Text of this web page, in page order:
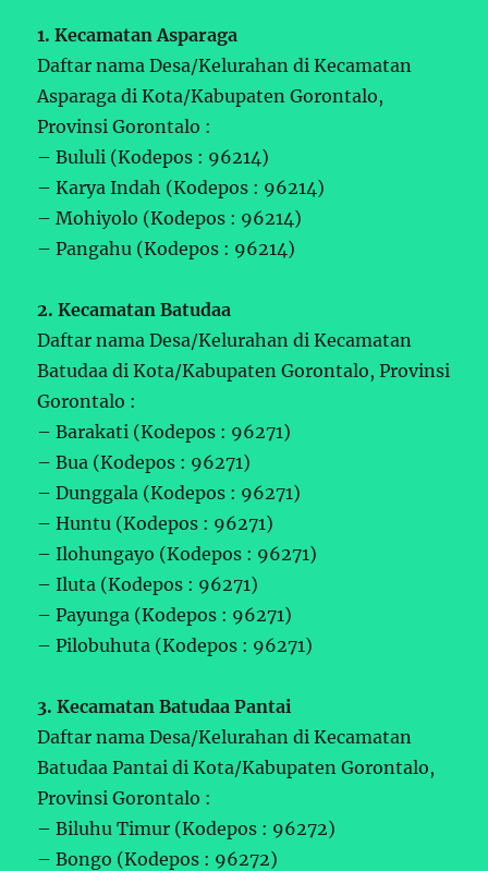
1. Kecamatan Asparaga
Daftar nama Desa/Kelurahan di Kecamatan
Asparaga di Kota/Kabupaten Gorontalo,
Provinsi Gorontalo :
– Bululi (Kodepos : 96214)
– Karya Indah (Kodepos : 96214)
– Mohiyolo (Kodepos : 96214)
– Pangahu (Kodepos : 96214)
2. Kecamatan Batudaa
Daftar nama Desa/Kelurahan di Kecamatan
Batudaa di Kota/Kabupaten Gorontalo, Provinsi
Gorontalo :
– Barakati (Kodepos : 96271)
– Bua (Kodepos : 96271)
– Dunggala (Kodepos : 96271)
– Huntu (Kodepos : 96271)
– Ilohungayo (Kodepos : 96271)
– Iluta (Kodepos : 96271)
– Payunga (Kodepos : 96271)
– Pilobuhuta (Kodepos : 96271)
3. Kecamatan Batudaa Pantai
Daftar nama Desa/Kelurahan di Kecamatan
Batudaa Pantai di Kota/Kabupaten Gorontalo,
Provinsi Gorontalo :
– Biluhu Timur (Kodepos : 96272)
– Bongo (Kodepos : 96272)